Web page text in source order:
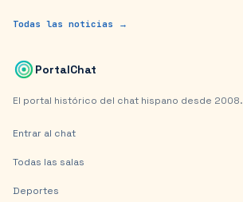
Todas las noticias →
PortalChat
El portal histórico del chat hispano desde 2008.
Entrar al chat
Todas las salas
Deportes